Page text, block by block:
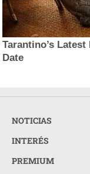
Tarantino’s
Date
NOTICIAS
INTERÉS
PREMIUM